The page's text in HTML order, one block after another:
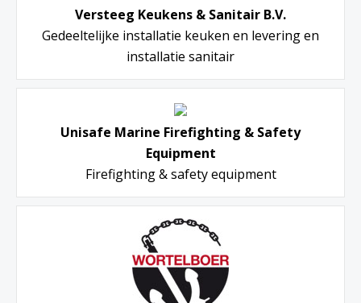
Versteeg Keukens & Sanitair B.V.
Gedeeltelijke installatie keuken en levering en
installatie sanitair
Unisafe Marine Firefighting & Safety
Equipment
Firefighting & safety equipment